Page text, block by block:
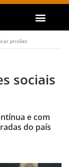
prisões
sociais
e com
do país